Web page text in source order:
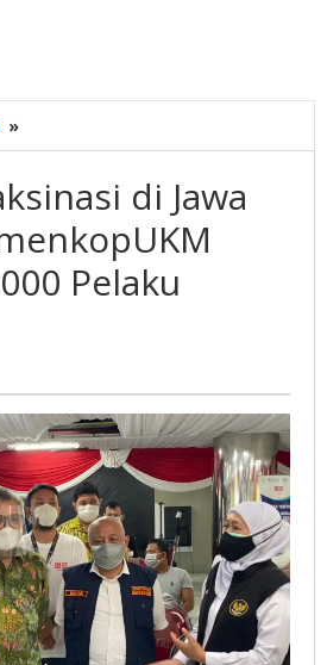
»
Vaksinasi
Jawa
Timur,
KemenkopUKM
Sasar
300.000
di Jawa
Pelaku